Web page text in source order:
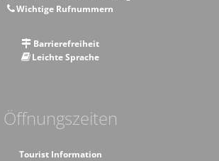
Wichtige Rufnummern
Barrierefreiheit
Leichte Sprache
Öffnungszeiten
Tourist Information